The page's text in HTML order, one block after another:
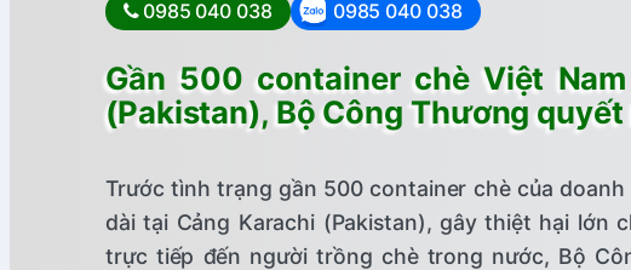
0985 040 038 0985 040 038
Gần 500 container chè Việt
(Pakistan), Bộ Công Thương
Trước tình trạng gần 500 container chè của
dài tại Cảng Karachi (Pakistan), gây thiệt hại lớn
trực tiếp đến người trồng chè trong nước, Bộ